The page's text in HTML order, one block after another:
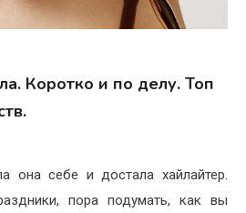
Коротко и по делу. Топ
она себе и достала хайлайтер.
пора подумать, как вы